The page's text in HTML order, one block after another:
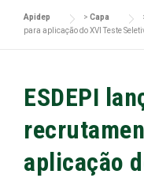
Apidep > Capa
para aplicação do XVI Teste
ESDEPI
aplicação